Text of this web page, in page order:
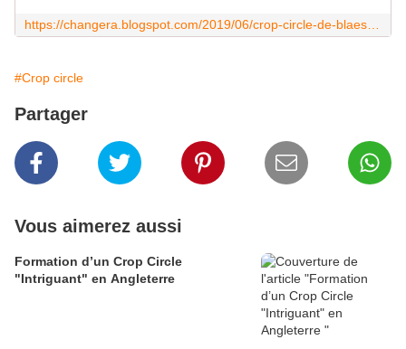
#Crop circle
Partager
Vous aimerez aussi
Formation d’un Crop Circle
"Intriguant" en Angleterre